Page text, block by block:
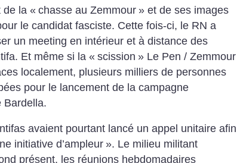
de la « chasse au Zemmour » et de ses images
le candidat fasciste. Cette fois-ci, le RN a
un meeting en intérieur et à distance des
Et même si la « scission » Le Pen / Zemmour
localement, plusieurs milliers de personnes
pour le lancement de la campagne
Bardella.
avaient pourtant lancé un appel unitaire afin
initiative d’ampleur ». Le milieu militant
présent, les réunions hebdomadaires